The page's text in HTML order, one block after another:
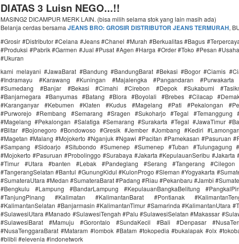
DIATAS 3 Luisn NEGO...!!
MASING2 DICAMPUR MERK LAIN. (bisa milih selama stok yang lain masih ada)
Belanja cerdas bersama JEANS BRO: GROSIR DISTRIBUTOR JEANS TERMURAH,
#Grosir #Distributor #Celana #Jeans #Chanel #Murah #Berkualitas #Bagus
#Produksi #Pabrik #Garmen #Jual #Pusat #Agen #Harga #Order #Toko #Pesan
#Ukuran
kami melayani #JawaBarat #Bandung #BandungBarat #Bekasi #Bogor #Ciamis
#Indramayu #Karawang #Kuningan #Majalengka #Pangandaran #Purwakarta
#Sumedang #Banjar #Bekasi #Cimahi #Cirebon #Depok #Sukabumi
#Banjarnegara #Banyumas #Batang #Blora #Boyolali #Brebes #Cilacap
#Karanganyar #Kebumen #Klaten #Kudus #Magelang #Pati #Pekalongan
#Purworejo #Rembang #Semarang #Sragen #Sukoharjo #Tegal #Temanggung
#Magelang #Pekalongan #Salatiga #Semarang #Surakarta #Tegal #JawaTimur
#Blitar #Bojonegoro #Bondowoso #Gresik #Jember #Jombang #Kediri
#Magetan #Malang #Mojokerto #Nganjuk #Ngawi #Pacitan #Pamekasan #Pasuruan
#Sampang #Sidoarjo #Situbondo #Sumenep #Sumenep #Tuban #Tulungagung
#Mojokerto #Pasuruan #Probolinggo #Surabaya #Jakarta #KepulauanSeribu #Jakarta
#Timur #Utara #banten #Lebak #Pandeglang #Serang #Tangerang #Cilegon
#TangerangSelatan #Bantul #GunungKidul #KulonProgo #Sleman #Yogyakarta
#SumateraUtara #Medan #SumateraBarat #Padang #Riau #Pekanbaru #Jambi
#Bengkulu #Lampung #BandarLampung #KepulauanBangkaBelitung
#TanjungPinang #Kalimatan #KalimantanBarat #Pontianak
#KalimantanSelatan #Banjarmasin #KalimantanTimur #Samarinda #KalimantanUtara
#SulawesiUtara #Manado #SulawesiTengah #Palu #SulawesiSelatan #Makassar
#SulawesiBarat #Mamuju #Gorontalo #SundaKecil #Bali #Denpasar
#NusaTenggaraBarat #Mataram #lombok #Batam #tokopedia #bukalapak #olx
#blibli #elevenia #indonetwork